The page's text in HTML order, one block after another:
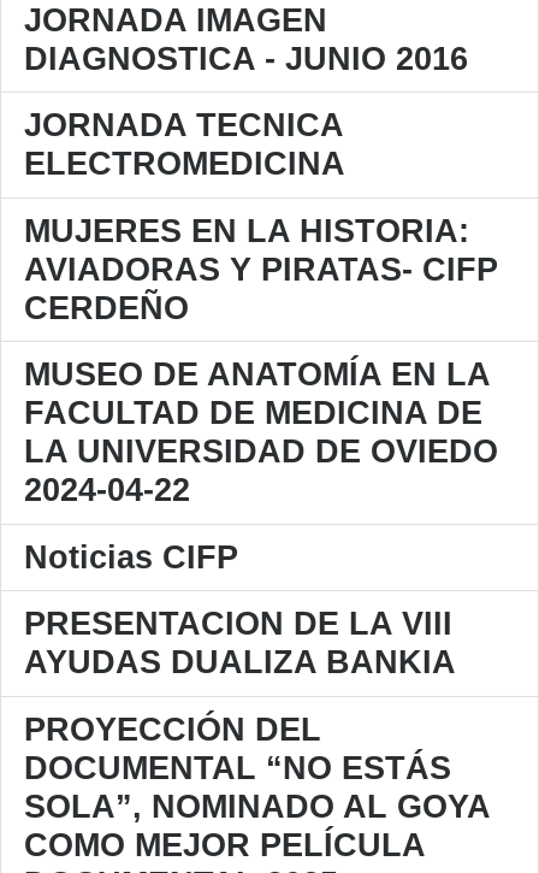
JORNADA IMAGEN
DIAGNOSTICA - JUNIO 2016
JORNADA TECNICA
ELECTROMEDICINA
MUJERES EN LA HISTORIA:
AVIADORAS Y PIRATAS- CIFP
CERDEÑO
MUSEO DE ANATOMÍA EN LA
FACULTAD DE MEDICINA DE
LA UNIVERSIDAD DE OVIEDO
2024-04-22
Noticias CIFP
PRESENTACION DE LA VIII
AYUDAS DUALIZA BANKIA
PROYECCIÓN DEL
DOCUMENTAL “NO ESTÁS
SOLA”, NOMINADO AL GOYA
COMO MEJOR PELÍCULA